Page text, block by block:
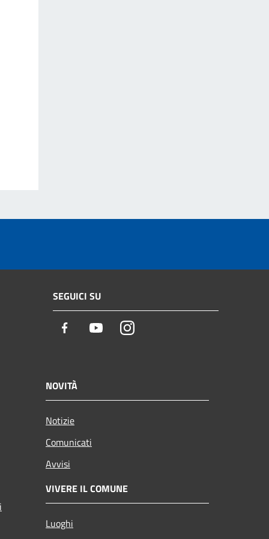
SEGUICI SU
Facebook YoutubeInstagram
NOVITÀ
Notizie
Comunicati
Avvisi
VIVERE IL COMUNE
Luoghi